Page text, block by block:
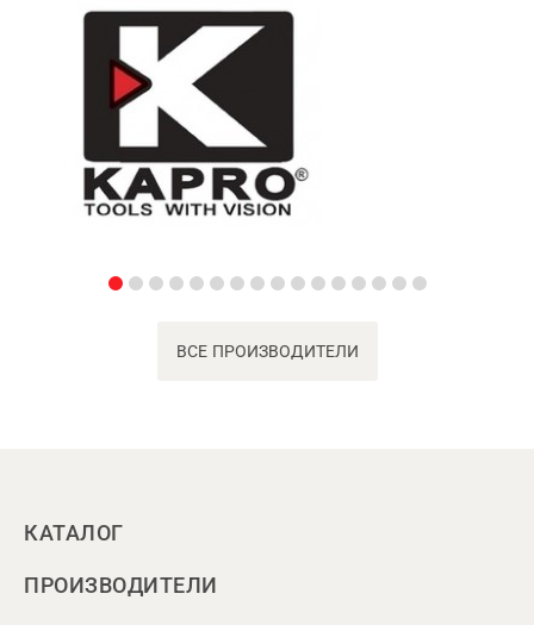
ВСЕ ПРОИЗВОДИТЕЛИ
КАТАЛОГ
ПРОИЗВОДИТЕЛИ